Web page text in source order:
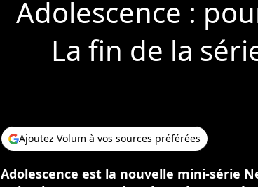
Adolescence :
La fin de la
Ajoutez Volum à vos sources préférées
Adolescence est la nouvelle mini-série